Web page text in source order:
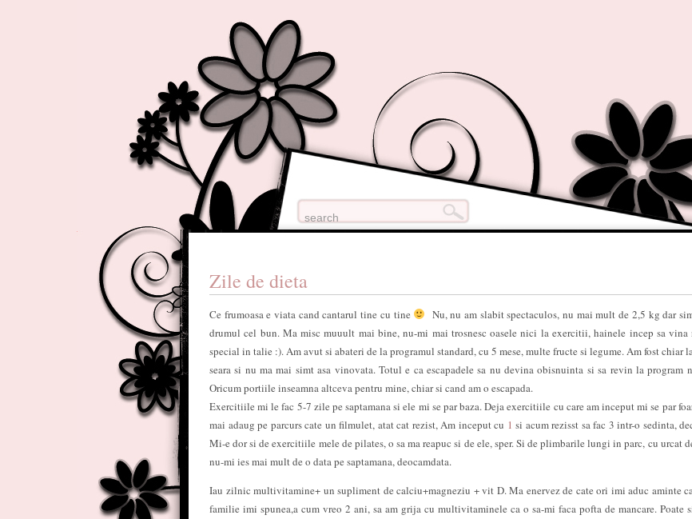
Zile de dieta
Ce frumoasa e viata cand cantarul tine cu tine
Nu, nu am slabit spectaculos, nu mai mult de 2,5 kg dar
drumul cel bun. Ma misc muuult mai bine, nu-mi mai trosnesc oasele nici la exercitii, hainele incep sa
special in talie :). Am avut si abateri de la programul standard, cu 5 mese, multe fructe si legume. Am fost chiar
seara si nu ma mai simt asa vinovata. Totul e ca escapadele sa nu devina obisnuinta si sa revin la program
Oricum portiile inseamna altceva pentru mine, chiar si cand am o escapada.
Exercitiile mi le fac 5-7 zile pe saptamana si ele mi se par baza. Deja exercitiile cu care am inceput mi se par
mai adaug pe parcurs cate un filmulet, atat cat rezist, Am inceput cu 1 si acum rezisst sa fac 3 intr-o sedinta,
Mi-e dor si de exercitiile mele de pilates, o sa ma reapuc si de ele, sper. Si de plimbarile lungi in parc, cu urcat
nu-mi ies mai mult de o data pe saptamana, deocamdata.
Iau zilnic multivitamine+ un supliment de calciu+magneziu + vit D. Ma enervez de cate ori imi aduc aminte
familie imi spunea,a cum vreo 2 ani, sa am grija cu multivitaminele ca o sa-mi faca pofta de mancare. Poate